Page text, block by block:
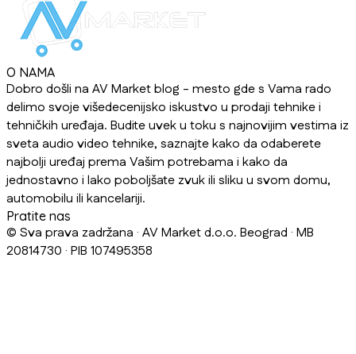
O NAMA
Dobro došli na AV Market blog - mesto gde s Vama rado
delimo svoje višedecenijsko iskustvo u prodaji tehnike i
tehničkih uređaja. Budite uvek u toku s najnovijim vestima iz
sveta audio video tehnike, saznajte kako da odaberete
najbolji uređaj prema Vašim potrebama i kako da
jednostavno i lako poboljšate zvuk ili sliku u svom domu,
automobilu ili kancelariji.
Pratite nas
© Sva prava zadržana · AV Market d.o.o. Beograd · MB
20814730 · PIB 107495358